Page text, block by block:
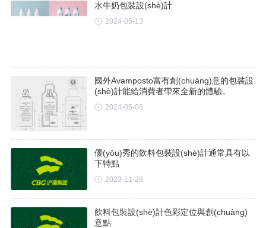
水牛奶包裝設(shè)計
2024-05-13
國外Avamposto富有創(chuàng)意的包裝設
(shè)計能給消費者帶來全新的體驗。
2024-05-08
優(yōu)秀的飲料包裝設(shè)計通常具有以
下特點
2023-11-28
飲料包裝設(shè)計色彩定位與創(chuàng)
意點